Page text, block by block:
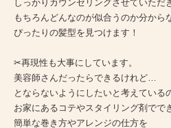
しっかりカウンセリングさせていただ
もちろんどんなのが似合うのか分から
ぴったりの髪型を見つけます！
✂︎再現性も大事にしています。
美容師さんだったらできるけれど…
とならないようにしたいと考えている
お家にあるコテやスタイリング剤でで
簡単な巻き方やアレンジの仕方を